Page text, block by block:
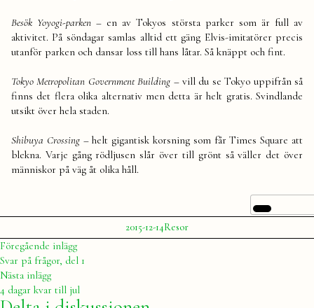
Besök Yoyogi-parken – en av Tokyos största parker som är full av
aktivitet. På söndagar samlas alltid ett gäng Elvis-imitatörer precis
utanför parken och dansar loss till hans låtar. Så knäppt och fint.
Tokyo Metropolitan Government Building – vill du se Tokyo uppifrån så
finns det flera olika alternativ men detta är helt gratis. Svindlande
utsikt över hela staden.
Shibuya Crossing –helt gigantisk korsning som får Times Square att
blekna. Varje gång rödljusen slår över till grönt så väller det över
människor på väg åt olika håll.
Publicerat
av
Julia
2015-12-14Publicerat
i
ResorEtiketter:
Guide,
Inläggsnavigering
Föregående inläggFöregående
inlägg:
Svar på frågor, del 1
Nästa inläggNästa
inlägg:
4 dagar kvar till jul